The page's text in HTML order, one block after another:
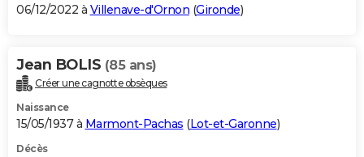
06/12/2022 à Villenave-d'Ornon (Gironde)
Jean BOLIS (85 ans)
Créer une cagnotte obsèques
Naissance
15/05/1937 à Marmont-Pachas (Lot-et-Garonne)
Décès